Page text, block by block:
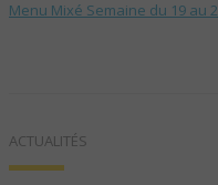
Menu Mixé Semaine du 19 au
ACTUALITÉS